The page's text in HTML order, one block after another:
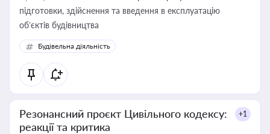
підготовки, здійснення та введення в експлуатацію
об’єктів будівництва
Будівельна діяльність
Резонансний проєкт Цивільного кодексу:
реакції та критика
+1